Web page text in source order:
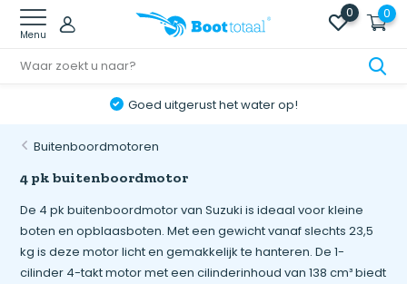
Menu
0 0
Goed uitgerust het water op!
Buitenboordmotoren
4 pk buitenboordmotor
De 4 pk buitenboordmotor van Suzuki is ideaal voor kleine
boten en opblaasboten. Met een gewicht vanaf slechts 23,5
kg is deze motor licht en gemakkelijk te hanteren. De 1-
cilinder 4-takt motor met een cilinderinhoud van 138 cm³ biedt